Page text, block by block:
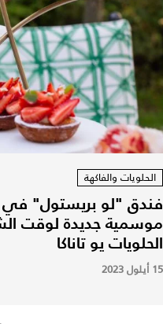
الحلويات والفاكهة
فندق "لو بريستول" في
موسمية جديدة لوقت
الحلويات يو تاناكا
15 أيلول 2023